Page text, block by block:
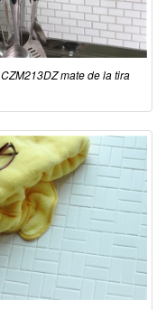
CZM213DZ mate de la tira